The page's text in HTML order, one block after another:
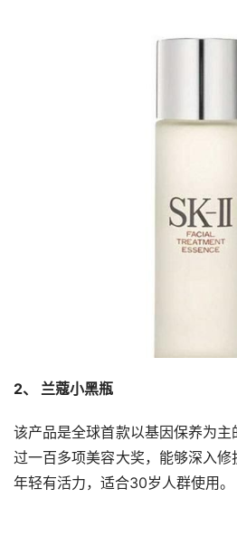
2、 兰蔻小黑瓶
该产品是全球首款以基因保养为
过一百多项美容大奖，能够深入
年轻有活力，适合30岁人群使用。